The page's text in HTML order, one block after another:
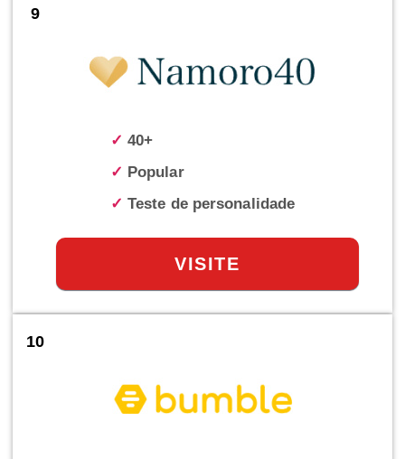
9
✓ 40+
✓ Popular
✓ Teste de personalidade
VISITE
10